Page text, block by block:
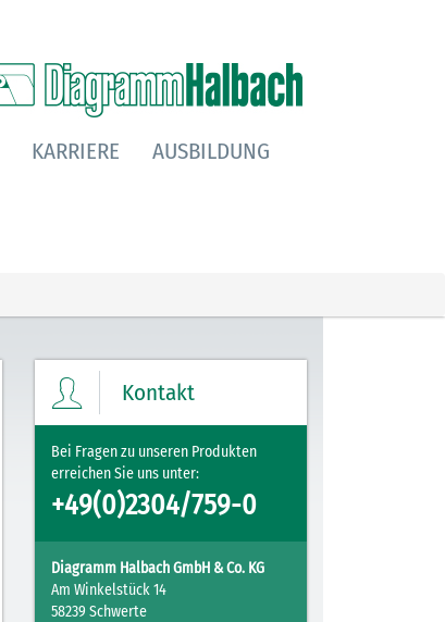
KARRIERE AUSBILDUNG
Kontakt
Bei Fragen zu unseren Produkten
erreichen Sie uns unter:
+49(0)2304/759-0
Diagramm Halbach GmbH & Co. KG
Am Winkelstück 14
58239 Schwerte